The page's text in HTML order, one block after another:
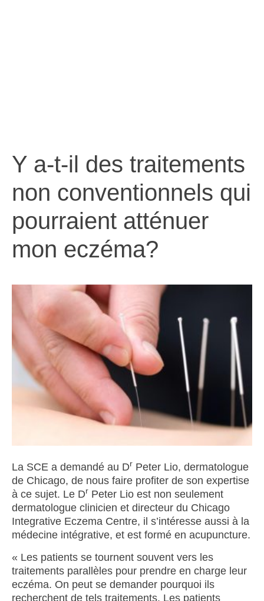
Y a-t-il des traitements
non conventionnels qui
pourraient atténuer
mon eczéma?
La SCE a demandé au Dr Peter Lio, dermatologue
de Chicago, de nous faire profiter de son expertise
à ce sujet. Le Dr Peter Lio est non seulement
dermatologue clinicien et directeur du Chicago
Integrative Eczema Centre, il s’intéresse aussi à la
médecine intégrative, et est formé en acupuncture.
« Les patients se tournent souvent vers les
traitements parallèles pour prendre en charge leur
eczéma. On peut se demander pourquoi ils
recherchent de tels traitements. Les patients